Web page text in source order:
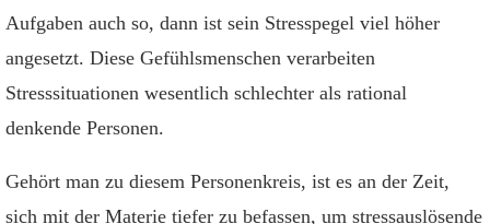
Aufgaben auch so, dann ist sein Stresspegel viel höher
angesetzt. Diese Gefühlsmenschen verarbeiten
Stresssituationen wesentlich schlechter als rational
denkende Personen.
Gehört man zu diesem Personenkreis, ist es an der Zeit,
sich mit der Materie tiefer zu befassen, um stressauslösende